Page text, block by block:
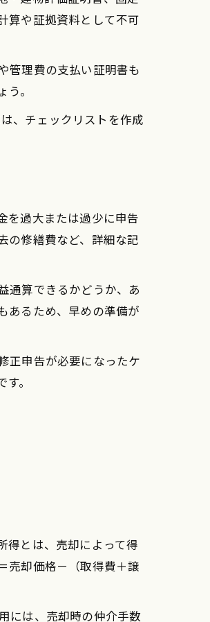
算や証拠資料として不可
管理費の支払い証明書も
。
、チェックリストを作成
を過大または過少に申告
の修繕費など、詳細な記
通算できるかどうか、あ
あるため、早めの準備が
正申告が必要になったケ
。
得とは、売却によって得
売却価格－（取得費＋譲
には、売却時の仲介手数